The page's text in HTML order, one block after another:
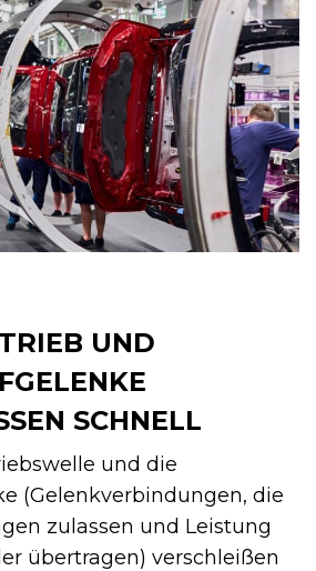
UND
SCHNELL
und die
(Gelenkverbindungen, die
zulassen und Leistung
übertragen) verschleißen